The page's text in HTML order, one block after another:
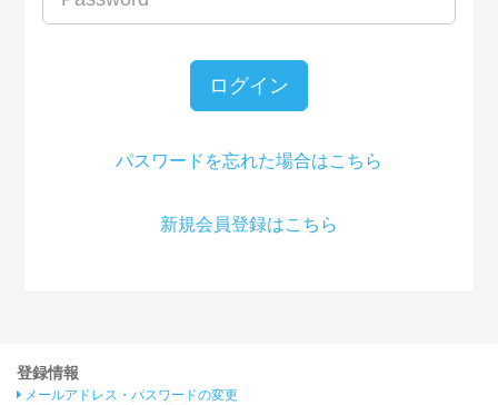
ログイン
パスワードを忘れた場合はこちら
新規会員登録はこちら
登録情報
メールアドレス・パスワードの変更